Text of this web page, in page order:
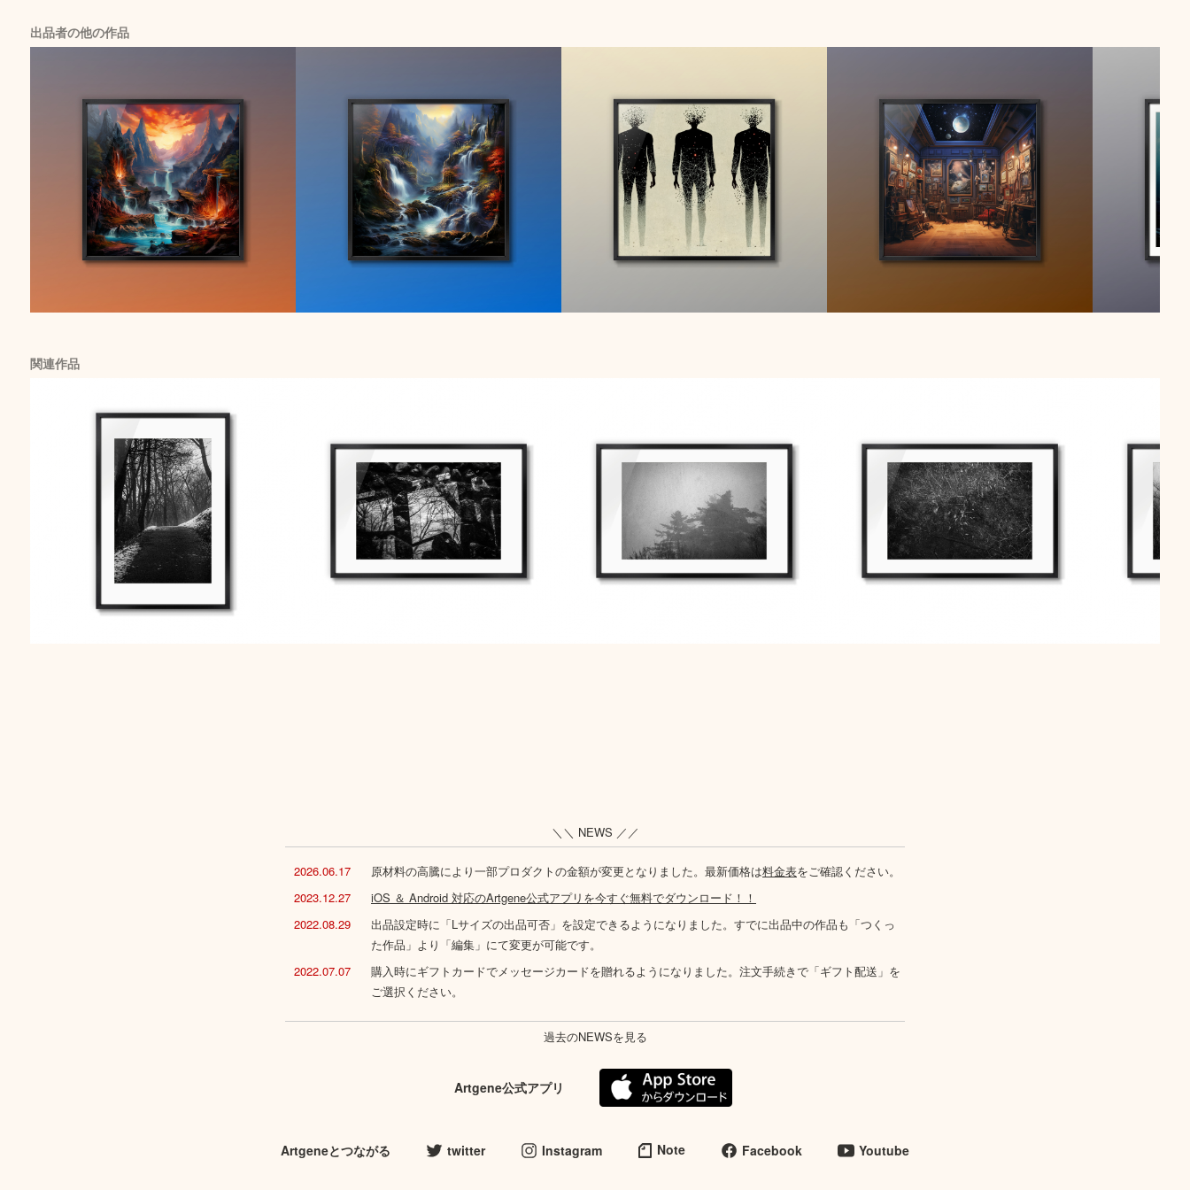
出品者の他の作品
関連作品
＼＼ NEWS ／／
2026.06.17 原材料の高騰により一部プロダクトの金額が変更となりました。最新価格は料金表をご確認ください。
2023.12.27
iOS ＆ Android 対応のArtgene公式アプリを今すぐ無料でダウンロード！！
2022.08.29
出品設定時に「Lサイズの出品可否」を設定できるようになりました。すでに出品中の作品も「つくっ
た作品」より「編集」にて変更が可能です。
2022.07.07
購入時にギフトカードでメッセージカードを贈れるようになりました。注文手続きで「ギフト配送」を
ご選択ください。
過去のNEWSを見る
Artgene公式アプリ
Artgeneとつながる twitter Instagram Note Facebook Youtube